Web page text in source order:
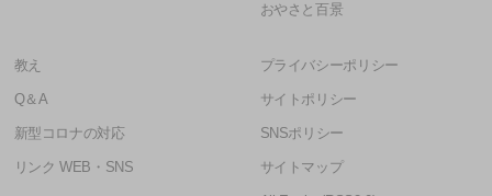
おやさと百景
教え
Q＆A
新型コロナの対応
リンク WEB・SNS
プライバシーポリシー
サイトポリシー
SNSポリシー
サイトマップ